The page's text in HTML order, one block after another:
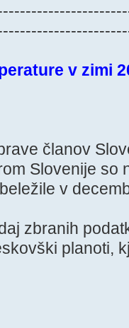
v zimi
članov
Slovenije so
v
zbranih
planoti,